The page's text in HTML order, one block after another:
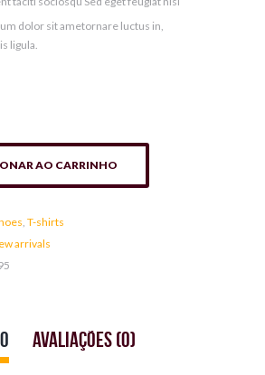
dolor sit ametornare luctus in,
ligula.
AO CARRINHO
, T-shirts
arrivals
Avaliações (0)